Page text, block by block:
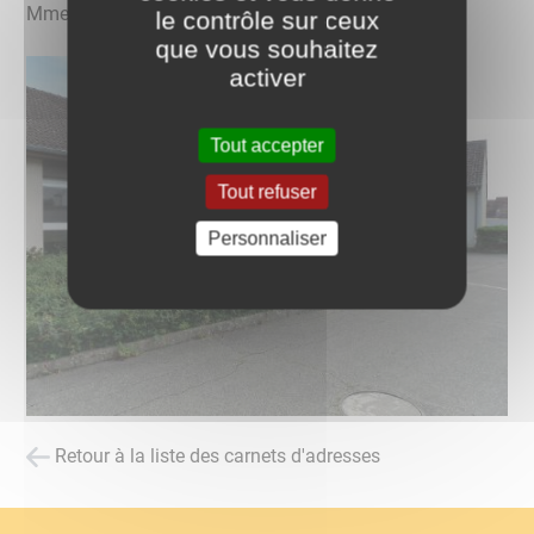
Mme Denia HAZHAZ
Retour à la liste des carnets d'adresses
le contrôle sur ceux
que vous souhaitez
activer
Tout accepter
Tout refuser
Personnaliser